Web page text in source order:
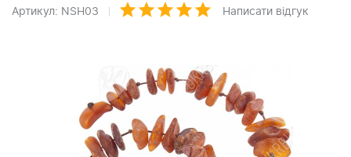
Артикул: NSH03 Написати відгук